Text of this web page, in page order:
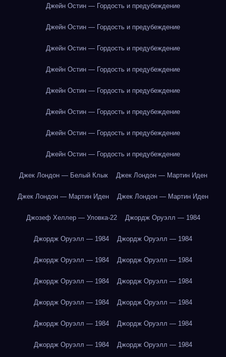
Джейн Остин — Гордость и предубеждение
Джейн Остин — Гордость и предубеждение
Джейн Остин — Гордость и предубеждение
Джейн Остин — Гордость и предубеждение
Джейн Остин — Гордость и предубеждение
Джейн Остин — Гордость и предубеждение
Джейн Остин — Гордость и предубеждение
Джейн Остин — Гордость и предубеждение
Джек Лондон — Белый Клык Джек Лондон — Мартин Иден
Джек Лондон — Мартин Иден Джек Лондон — Мартин Иден
Джозеф Хеллер — Уловка-22 Джордж Оруэлл — 1984
Джордж Оруэлл — 1984 Джордж Оруэлл — 1984
Джордж Оруэлл — 1984 Джордж Оруэлл — 1984
Джордж Оруэлл — 1984 Джордж Оруэлл — 1984
Джордж Оруэлл — 1984 Джордж Оруэлл — 1984
Джордж Оруэлл — 1984 Джордж Оруэлл — 1984
Джордж Оруэлл — 1984 Джордж Оруэлл — 1984